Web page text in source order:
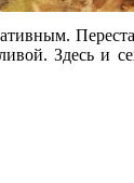
Здесь и